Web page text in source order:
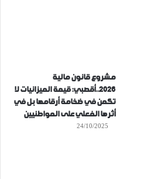
مشروع قانون مالية
2026..أقصبي: قيمة الميزانيات لا
تكمن في ضخامة أرقامها بل في
أثرها الفعلي على المواطنيين
24/10/2025